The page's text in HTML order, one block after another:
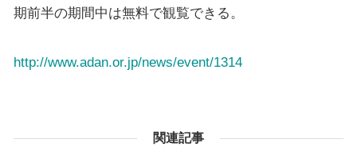
期前半の期間中は無料で観覧できる。
http://www.adan.or.jp/news/event/1314
関連記事